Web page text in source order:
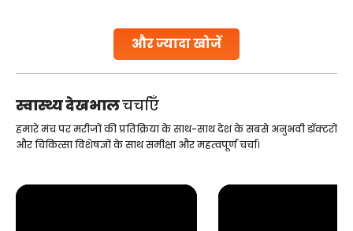
और ज्यादा खोजें
collected, they process the
स्वास्थ्य देखभालचर्चाएँ
हमारे मंच पर मरीजों की प्रतिक्रिया के साथ-साथ देश के सबसे अनुभवी डॉक्टरों
और चिकित्सा विशेषज्ञों के साथ समीक्षा और महत्वपूर्ण चर्चा।